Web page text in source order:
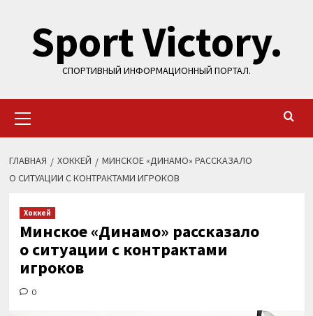
содержимому
Sport Victory.
СПОРТИВНЫЙ ИНФОРМАЦИОННЫЙ ПОРТАЛ.
меню
ГЛАВНАЯ ХОККЕЙ
МИНСКОЕ «ДИНАМО» РАССКАЗАЛО
О СИТУАЦИИ С КОНТРАКТАМИ ИГРОКОВ
Хоккей
Минское «Динамо» рассказало
о ситуации с контрактами
игроков
0